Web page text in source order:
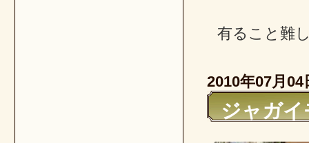
有ること難
2010年07月04
ジャガイ